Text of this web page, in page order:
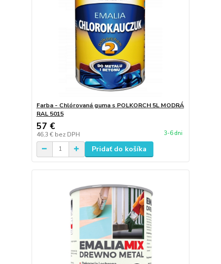
Farba - Chlórovaná guma s POLKORCH 5L MODRÁ
RAL 5015
57 €
46,3 € bez DPH 3-6 dni
Pridať do košíka